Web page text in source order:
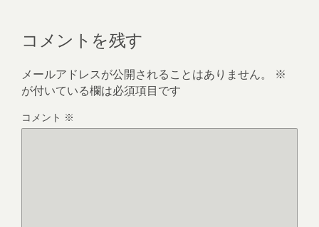
コメントを残す
メールアドレスが公開されることはありません。
※
が付いている欄は必須項目です
コメント ※